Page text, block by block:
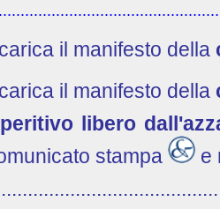
il manifesto della
il manifesto della
libero
stampa
e